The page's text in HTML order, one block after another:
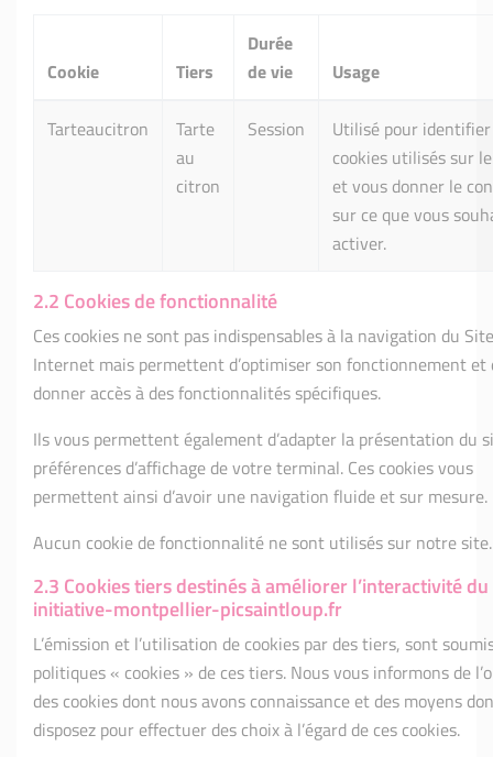
Cookie Tiers
Durée
de vie
Usage
Tarteaucitron
Tarte
au
citron
Session
Utilisé pour
cookies utilisés sur
et vous donner le
sur ce que vous
activer.
2.2 Cookies de fonctionnalité
Ces cookies ne sont pas indispensables à la navigation du Site
Internet mais permettent d’optimiser son fonctionnement et
donner accès à des fonctionnalités spécifiques.
Ils vous permettent également d’adapter la présentation du
préférences d’affichage de votre terminal. Ces cookies vous
permettent ainsi d’avoir une navigation fluide et sur mesure.
Aucun cookie de fonctionnalité ne sont utilisés sur notre site.
2.3 Cookies tiers destinés à améliorer l’interactivité
initiative-montpellier-picsaintloup.fr
L’émission et l’utilisation de cookies par des tiers, sont
politiques « cookies » de ces tiers. Nous vous informons de
des cookies dont nous avons connaissance et des moyens
disposez pour effectuer des choix à l’égard de ces cookies.